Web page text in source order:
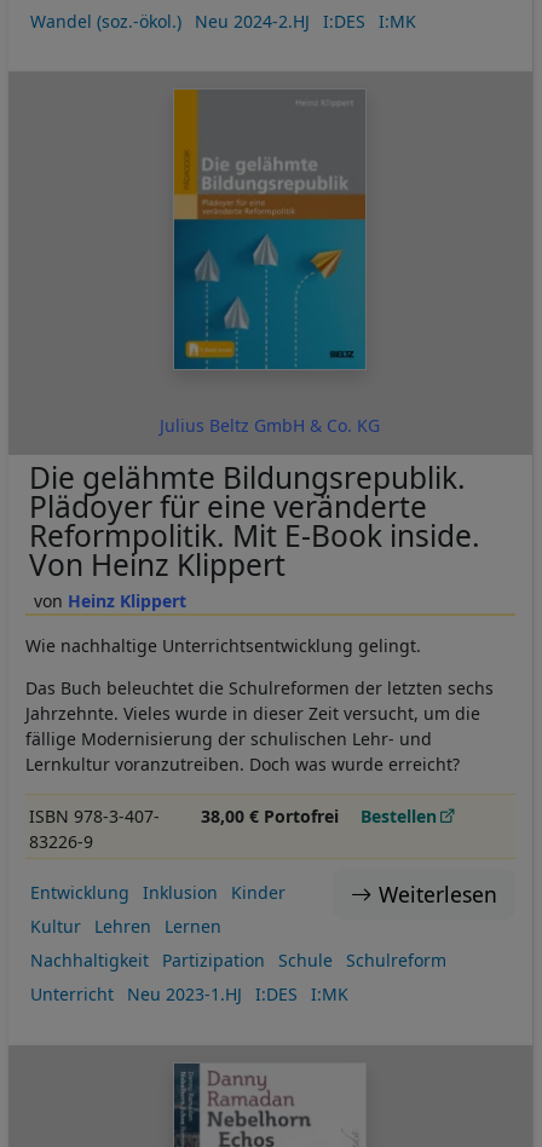
Wandel (soz.-ökol.)
Neu 2024-2.HJ I:DES I:MK
Julius Beltz GmbH & Co. KG
Heinz Klippert
Die gelähmte Bildungsrepublik.
Plädoyer für eine veränderte
Reformpolitik. Mit E-Book inside.
Von Heinz Klippert
Wie nachhaltige Unterrichtsentwicklung gelingt.
Das Buch beleuchtet die Schulreformen der letzten sechs
Jahrzehnte. Vieles wurde in dieser Zeit versucht, um die
fällige Modernisierung der schulischen Lehr- und
Lernkultur voranzutreiben. Doch was wurde erreicht?
ISBN 978-3-407-
83226-9
38,00 € Portofrei Bestellen
Weiterlesen
Entwicklung Inklusion
Kinder
Kultur
Lehren
Lernen
Nachhaltigkeit
Partizipation Schule
Schulreform
Unterricht
Neu 2023-1.HJ I:DES I:MK